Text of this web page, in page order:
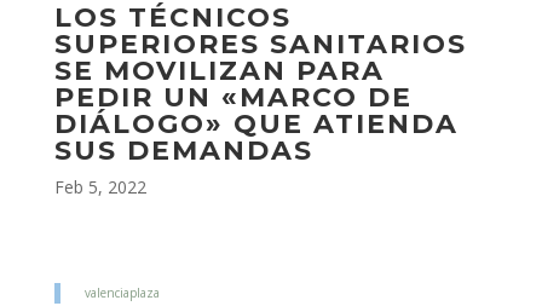
LOS TÉCNICOS
SUPERIORES SANITARIOS
SE MOVILIZAN PARA
PEDIR UN «MARCO DE
DIÁLOGO» QUE ATIENDA
SUS DEMANDAS
Feb 5, 2022
valenciaplaza